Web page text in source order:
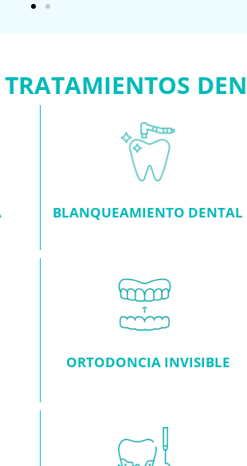
BLANQUEAMIENTO DENTAL
ORTODONCIA INVISIBLE